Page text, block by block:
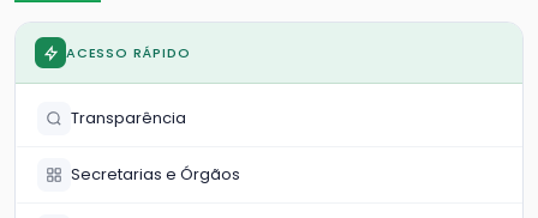
ACESSO RÁPIDO
Transparência
Secretarias e Órgãos